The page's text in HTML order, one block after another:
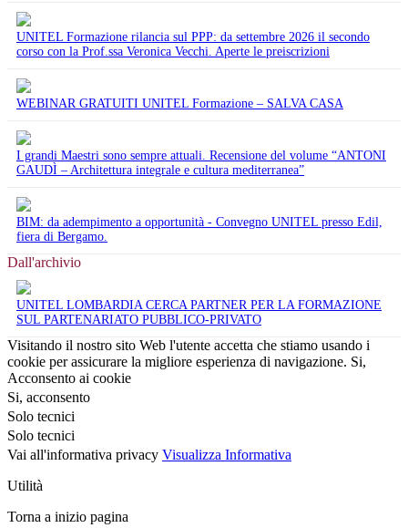
UNITEL Formazione rilancia sul PPP: da settembre 2026 il secondo
corso con la Prof.ssa Veronica Vecchi. Aperte le preiscrizioni
WEBINAR GRATUITI UNITEL Formazione – SALVA CASA
I grandi Maestri sono sempre attuali. Recensione del volume “ANTONI
GAUDÌ – Architettura integrale e cultura mediterranea”
BIM: da adempimento a opportunità - Convegno UNITEL presso Edil,
fiera di Bergamo.
Dall'archivio
UNITEL LOMBARDIA CERCA PARTNER PER LA FORMAZIONE
SUL PARTENARIATO PUBBLICO-PRIVATO
Visitando il nostro sito Web l'utente accetta che stiamo usando i
cookie per assicurare la migliore esperienza di navigazione. Si,
Acconsento ai cookie
Si, acconsento
Solo tecnici
Solo tecnici
Vai all'informativa privacy Visualizza Informativa
Utilità
Torna a inizio pagina